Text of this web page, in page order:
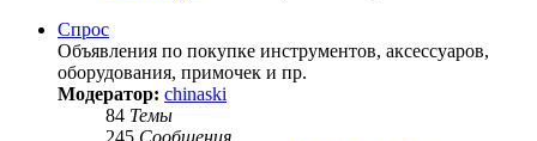
сообщению
Спрос
Объявления по покупке инструментов, аксессуаров,
оборудования, примочек и пр.
Модератор: chinaski
84 Темы